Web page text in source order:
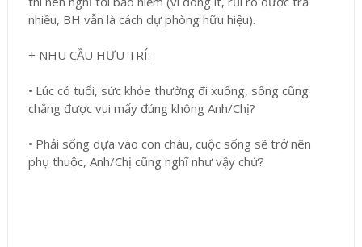
nhiều, BH vẫn là cách dự phòng hữu hiệu).
+ NHU CẦU HƯU TRÍ:
• Lúc có tuổi, sức khỏe thường đi xuống, sống cũng
chẳng được vui mấy đúng không Anh/Chị?
• Phải sống dựa vào con cháu, cuộc sống sẽ trở nên
phụ thuộc, Anh/Chị cũng nghĩ như vậy chứ?